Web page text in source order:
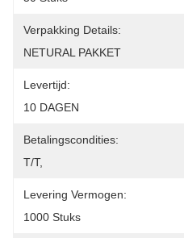
Verpakking Details:
NETURAL PAKKET
Levertijd:
10 DAGEN
Betalingscondities:
T/T,
Levering Vermogen:
1000 Stuks